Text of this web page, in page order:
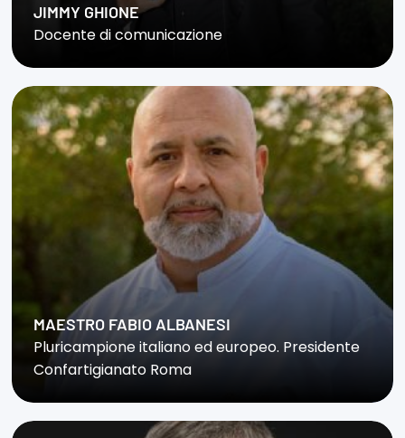
JIMMY GHIONE
Docente di comunicazione
MAESTRO FABIO ALBANESI
Pluricampione italiano ed europeo. Presidente
Confartigianato Roma